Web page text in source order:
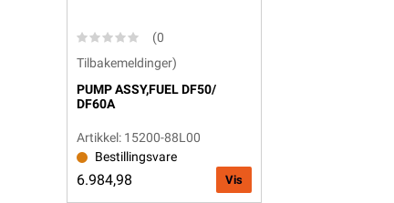
(0
Tilbakemeldinger)
PUMP ASSY,FUEL DF50/
DF60A
Artikkel: 15200-88L00
Bestillingsvare
6.984,98 Vis